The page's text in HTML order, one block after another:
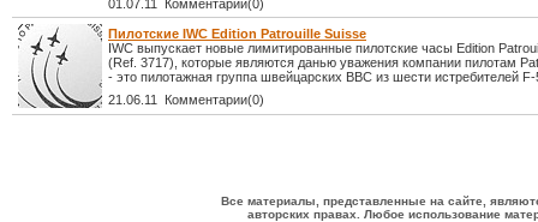
01.07.11 Комментарии(0)
Пилотские IWC Edition Patrouille Suisse
IWC выпускает новые лимитированные пилотские часы Edition
(Ref. 3717), которые являются данью уважения компании пилотам
- это пилотажная группа швейцарских ВВС из шести истребителей
21.06.11 Комментарии(0)
Все материалы, представленные на сайте,
авторских правах. Любое использование